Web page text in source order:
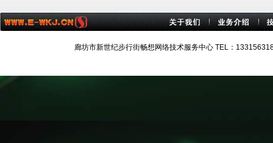
廊坊市新世纪步行街畅想网络技术服务中心 TEL：